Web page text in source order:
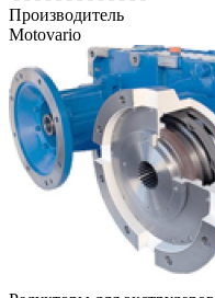
Производитель
Motovario